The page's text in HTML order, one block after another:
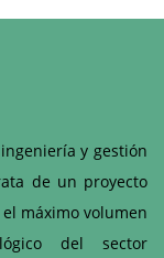
y gestión
de un proyecto
máximo volumen
del sector